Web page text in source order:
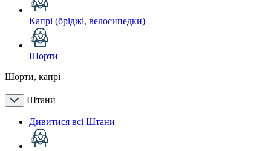
Капрі (бріджі, велосипедки)
Шорти
Шорти, капрі
Штани
Дивитися всі Штани